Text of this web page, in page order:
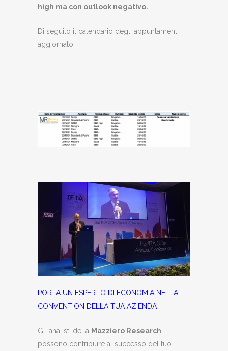
high ma con outlook negativo.
Di seguito il calendario degli appuntamenti
aggiornato.
PORTA UN ESPERTO DI ECONOMIA NELLA
CONVENTION DELLA TUA AZIENDA
Gli analisti della Mazziero Research
possono contribuire al successo del tuo